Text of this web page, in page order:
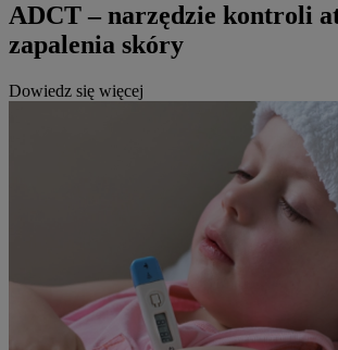
ADCT – narzędzie kontroli
zapalenia skóry
Dowiedz się więcej